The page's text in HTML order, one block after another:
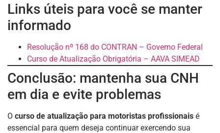
Links úteis para você se manter
informado
Resolução nº 168 do CONTRAN – Governo Federal
Curso de Atualização Obrigatória – AAVA SIMEAD
Conclusão: mantenha sua CNH
em dia e evite problemas
O curso de atualização para motoristas profissionais é
essencial para quem deseja continuar exercendo sua